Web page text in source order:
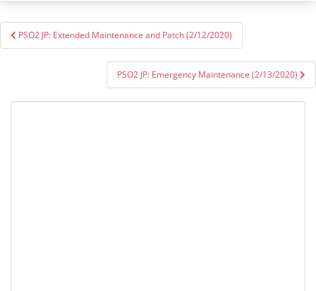
Post
navigation
PSO2 JP: Extended Maintenance and Patch (2/12/2020)
PSO2 JP: Emergency Maintenance (2/13/2020)